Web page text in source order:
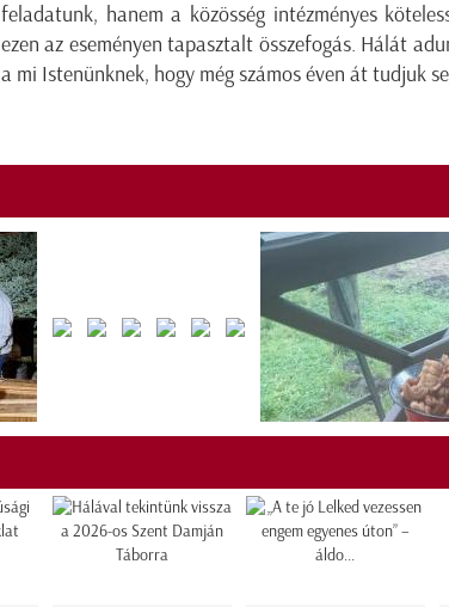
feladatunk, hanem a közösség intézményes
ezen az eseményen tapasztalt összefogás. Hálát
a mi Istenünknek, hogy még számos éven át tudjuk